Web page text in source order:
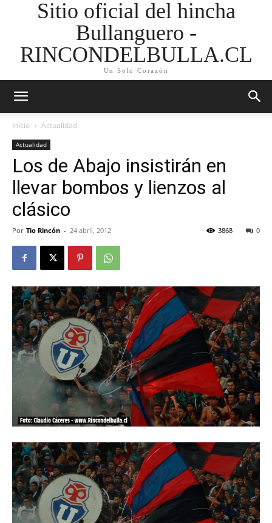
Sitio oficial del hincha
Bullanguero -
RINCONDELBULLA.CL
Un Solo Corazón
Inicio Actualidad
Actualidad
Los de Abajo insistirán en
llevar bombos y lienzos al
clásico
Por Tio Rincón - 24 abril, 2012 0
3868